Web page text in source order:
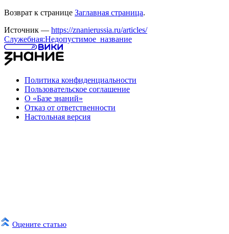
Оцените статью
Возврат к странице Заглавная страница.
Источник — https://znanierussia.ru/articles/
Служебная:Недопустимое_название
Политика конфиденциальности
Пользовательское соглашение
О «Базе знаний»
Отказ от ответственности
Настольная версия